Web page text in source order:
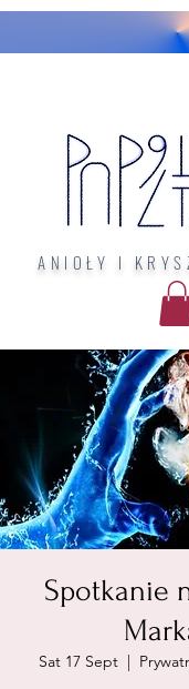
ANIOŁY I
Spotkanie
Sat 17 Sept
  |